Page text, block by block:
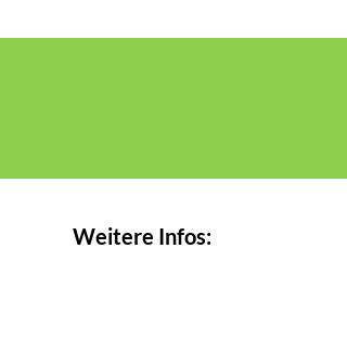
Weitere Infos: